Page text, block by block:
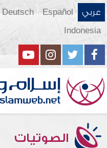
عربي Español
Deutsch
Indonesia
الصوتيات